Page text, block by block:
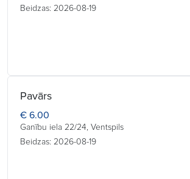
Beidzas: 2026-08-19
Pavārs
€ 6.00
Ganību iela 22/24, Ventspils
Beidzas: 2026-08-19